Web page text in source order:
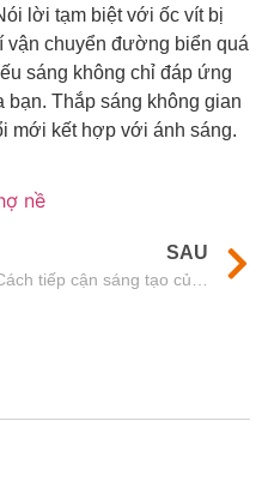
lời tạm biệt với ốc vít bị
vận chuyển đường biển quá
sáng không chỉ đáp ứng
Thắp sáng không gian
mới kết hợp với ánh sáng.
nề
SAU